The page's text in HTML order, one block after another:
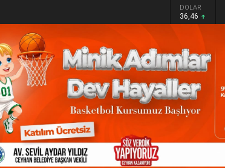
DOLAR
36,46